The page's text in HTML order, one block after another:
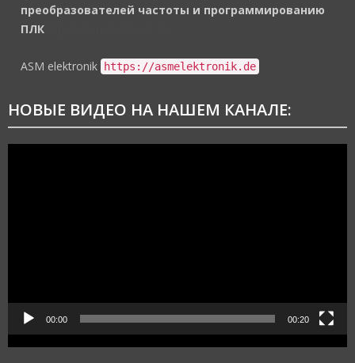
преобразователей частоты и программированию
ПЛК
ASM elektronik https://asmelektronik.de
НОВЫЕ ВИДЕО НА НАШЕМ КАНАЛЕ:
00:00 00:20